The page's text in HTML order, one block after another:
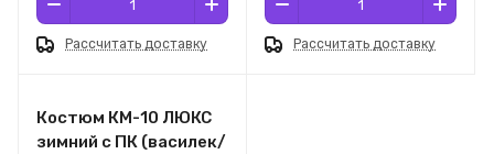
Рассчитать доставку Рассчитать доставку
Костюм КМ-10 ЛЮКС
зимний c ПК (василек/